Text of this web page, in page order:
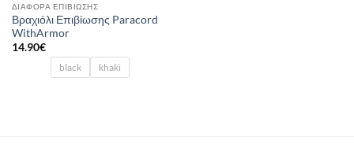
ΔΙΆΦΟΡΑ ΕΠΙΒΊΩΣΗΣ
Βραχιόλι Επιβίωσης Paracord
WithArmor
14.90€
black khaki